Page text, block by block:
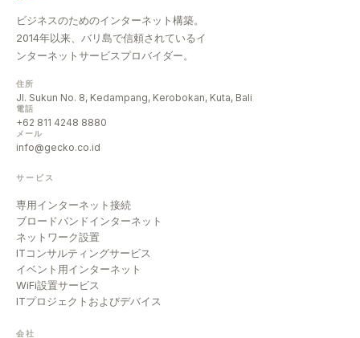
ビジネスのためのインターネット構築。
2014年以来、バリ島で信頼されているイ
ンターネットサービスプロバイダー。
住所
Jl. Sukun No. 8, Kedampang, Kerobokan, Kuta, Bali
電話
+62 811 4248 8880
メール
info@gecko.co.id
サービス
専用インターネット接続
ブロードバンドインターネット
ネットワーク設置
ITコンサルティングサービス
イベント用インターネット
WiFi設置サービス
ITプロジェクトおよびデバイス
会社